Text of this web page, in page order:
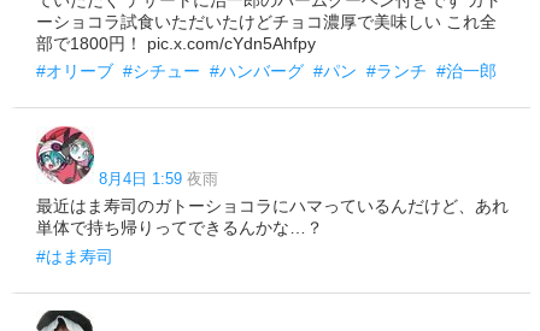
ーショコラ試食いただいたけどチョコ濃厚で美味しい これ全
部で1800円！ pic.x.com/cYdn5Ahfpy
#オリーブ #シチュー #ハンバーグ #パン #ランチ #治一郎
8月4日 1:59 夜雨
最近はま寿司のガトーショコラにハマっているんだけど、あれ
単体で持ち帰りってできるんかな…？
#はま寿司